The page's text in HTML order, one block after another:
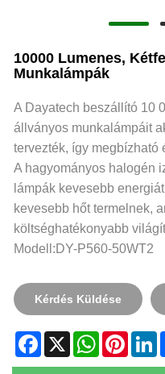
10000 Lumenes,
Munkalámpák
A Dayatech beszállító 10
állványos munkalámpáit
tervezték, így megbízható
A hagyományos halogén
lámpák kevesebb
kevesebb hőt termelnek,
költséghatékonyabb
Modell:DY-P560-50WT2
Kérdés Küldése
Facebook
X WhatsApp